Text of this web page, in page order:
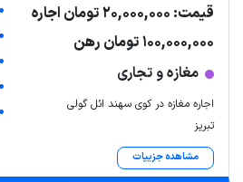
قیمت: 20,000,000 تومان اجاره
100,000,000 تومان رهن
مغازه و تجاری
اجاره مغازه در کوی سهند ائل گولی
تبریز
مشاهده جزییات